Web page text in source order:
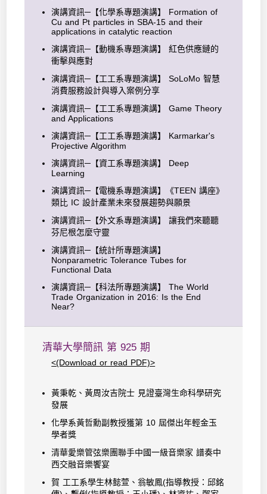
演講資訊─【化學系專題演講】 Formation of
Cu and Pt particles in SBA-15 and their
applications in catalytic reaction
演講資訊─【動機系專題演講】 紅色供應鏈的
衝擊與應對
演講資訊─【工工系專題演講】 SoLoMo 智慧
消費服務設計與導入案例分享
演講資訊─【工工系專題演講】 Game Theory
and Applications
演講資訊─【工工系專題演講】 Karmarkar's
Projective Algorithm
演講資訊─【資工系專題演講】 Deep
Learning
演講資訊─【電機系專題演講】《TEEN 講座》
類比 IC 設計產業未來發展趨勢與願景
演講資訊─【外文系專題演講】 讓我們來聽聽
芬尼根怎麼守靈
演講資訊─【統計所專題演講】
Nonparametric Tolerance Tubes for
Functional Data
演講資訊─【科法所專題演講】 The World
Trade Organization in 2016: Is the End
Near?
清華大學簡訊 第 925 期
<(Download or read PDF)>
黃秉乾、黃周汝吉院士 見證臺灣生命科學研究
發展
化學系黃哲勳副教授獲第 10 屆傑出年輕金玉
學者獎
清華愛樂管弦樂團聯手中國一級音樂家 譜奏中
西交融音樂饗宴
賀 工工系學生林懿萱、翁敏鳳(指導教授：邱銘